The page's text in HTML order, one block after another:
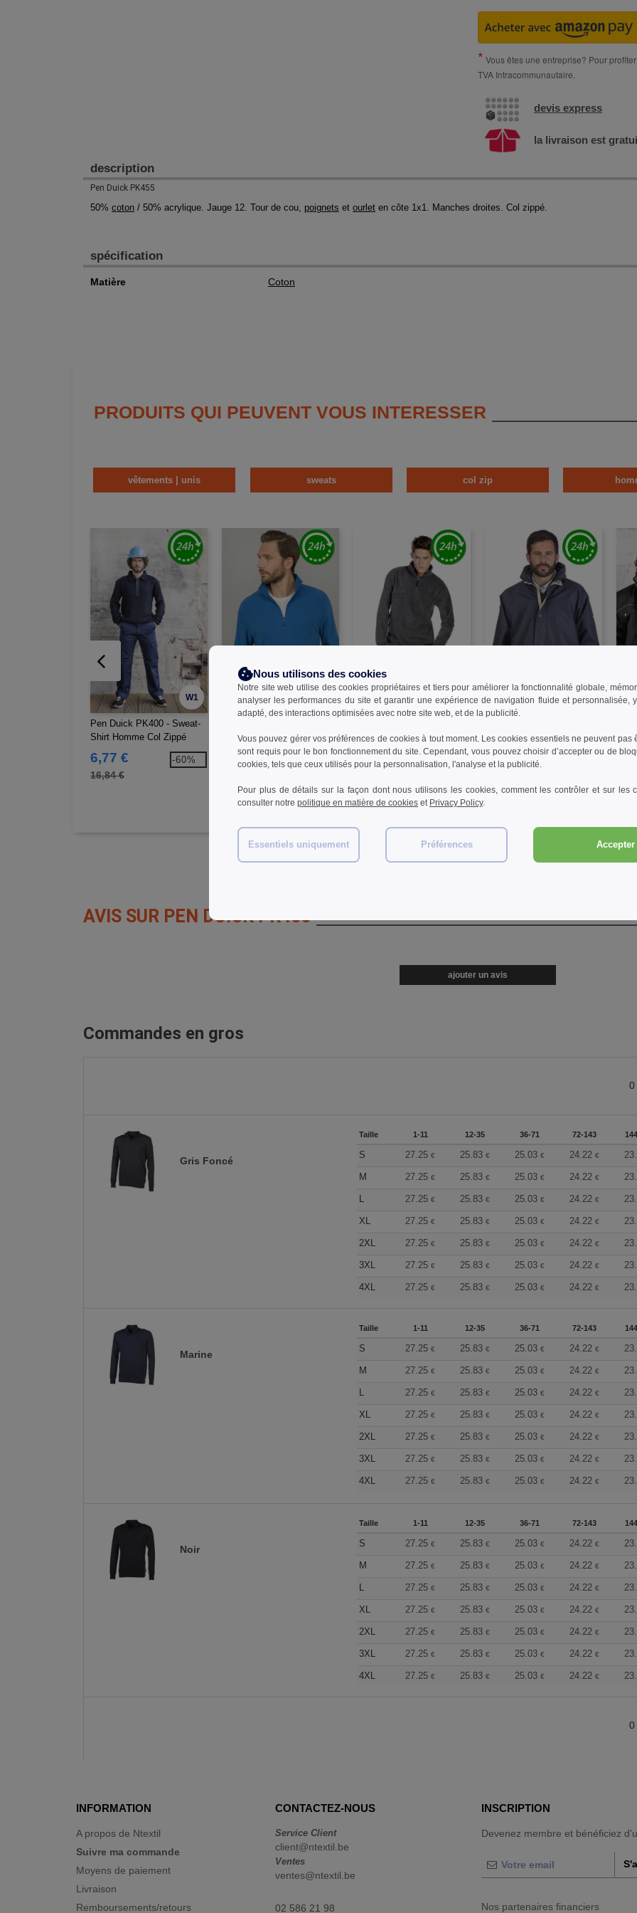
Vous êtes une entreprise? Pour
TVA Intracommunautaire.
devis express
la livraison est
description
Pen Duick PK455
50% coton / 50% acrylique. Jauge 12. Tour de cou, poignets et ourlet en côte 1x1. Manches droites. Col zippé.
spécification
Matière Coton
PRODUITS QUI PEUVENT VOUS INTERESSER
vêtements | unis sweats col zip
W1
Pen Duick PK400 - Sweat-
Shirt Homme Col Zippé
6,77 €
16,84 €
-60%
W1
Homme Col Zippé
11,01 €
W1
Homme Col Zippé
20,41 € -47%
W1
en 1 avec blouson polaire
26,79 € -72%
en 1
AVIS SUR PEN DUICK PK455
ajouter un avis
Commandes en gros
0
Gris Foncé
Taille 1-11 12-35 36-71 72-143
S 27.25€ 25.83 € 25.03 € 24.22 €
M 27.25€ 25.83 € 25.03 € 24.22 €
L 27.25€ 25.83 € 25.03 € 24.22 €
XL 27.25€ 25.83 € 25.03 € 24.22 €
2XL 27.25€ 25.83 € 25.03 € 24.22 €
3XL 27.25€ 25.83 € 25.03 € 24.22 €
4XL 27.25€ 25.83 € 25.03 € 24.22 €
Marine
Taille 1-11 12-35 36-71 72-143
S 27.25€ 25.83 € 25.03 € 24.22 €
M 27.25€ 25.83 € 25.03 € 24.22 €
L 27.25€ 25.83 € 25.03 € 24.22 €
XL 27.25€ 25.83 € 25.03 € 24.22 €
2XL 27.25€ 25.83 € 25.03 € 24.22 €
3XL 27.25€ 25.83 € 25.03 € 24.22 €
4XL 27.25€ 25.83 € 25.03 € 24.22 €
Noir
Taille 1-11 12-35 36-71 72-143
S 27.25€ 25.83 € 25.03 € 24.22 €
M 27.25€ 25.83 € 25.03 € 24.22 €
L 27.25€ 25.83 € 25.03 € 24.22 €
XL 27.25€ 25.83 € 25.03 € 24.22 €
2XL 27.25€ 25.83 € 25.03 € 24.22 €
3XL 27.25€ 25.83 € 25.03 € 24.22 €
4XL 27.25€ 25.83 € 25.03 € 24.22 €
0
INFORMATION
A propos de Ntextil
Suivre ma commande
Moyens de paiement
Livraison
Remboursements/retours
CONTACTEZ-NOUS
Service Client
client@ntextil.be
Ventes
ventes@ntextil.be
02 586 21 98
INSCRIPTION
Devenez membre et bénéficiez
Nos partenaires financiers
Nous utilisons des cookies
Notre site web utilise des cookies propriétaires et tiers pour améliorer la fonctionnalité globale,
analyser les performances du site et garantir une expérience de navigation fluide et personnalisée,
adapté, des interactions optimisées avec notre site web, et de la publicité.
Vous pouvez gérer vos préférences de cookies à tout moment. Les cookies essentiels ne peuvent pas
sont requis pour le bon fonctionnement du site. Cependant, vous pouvez choisir d’accepter ou de
cookies, tels que ceux utilisés pour la personnalisation, l'analyse et la publicité.
Pour plus de détails sur la façon dont nous utilisons les cookies, comment les contrôler et sur les
consulter notre politique en matière de cookies et Privacy Policy.
Essentiels uniquement Préférences